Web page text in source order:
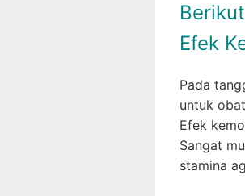
Efek
Pada
untuk
Efek
Sangat
stamina